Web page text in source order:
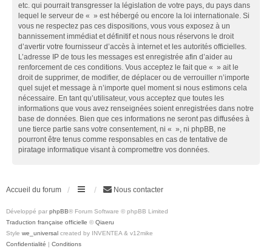
etc. qui pourrait transgresser la législation de votre pays, du pays dans
lequel le serveur de « » est hébergé ou encore la loi internationale. Si
vous ne respectez pas ces dispositions, vous vous exposez à un
bannissement immédiat et définitif et nous nous réservons le droit
d’avertir votre fournisseur d’accès à internet et les autorités officielles.
L’adresse IP de tous les messages est enregistrée afin d’aider au
renforcement de ces conditions. Vous acceptez le fait que « » ait le
droit de supprimer, de modifier, de déplacer ou de verrouiller n’importe
quel sujet et message à n’importe quel moment si nous estimons cela
nécessaire. En tant qu’utilisateur, vous acceptez que toutes les
informations que vous avez renseignées soient enregistrées dans notre
base de données. Bien que ces informations ne seront pas diffusées à
une tierce partie sans votre consentement, ni « », ni phpBB, ne
pourront être tenus comme responsables en cas de tentative de
piratage informatique visant à compromettre vos données.
Accueil du forum Nous contacter
Développé par phpBB® Forum Software © phpBB Limited
Traduction française officielle © Qiaeru
Style we_universal created by INVENTEA & v12mike
Confidentialité | Conditions